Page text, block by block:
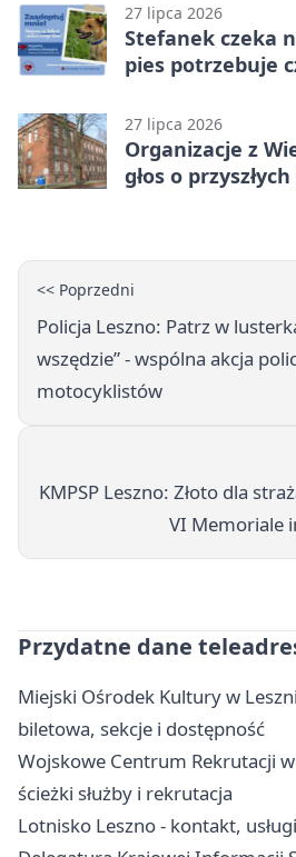
27 lipca 2026
Stefanek czeka
pies potrzebuje
27 lipca 2026
Organizacje z
głos o
<< Poprzedni
Policja Leszno: Patrz w
wszędzie” - wspólna akcja
motocyklistów
KMPSP Leszno: Złoto dla
VI Memoriale
Przydatne dane
Miejski Ośrodek Kultury w
biletowa, sekcje i dostępność
Wojskowe Centrum Rekrutacji
ścieżki służby i rekrutacja
Lotnisko Leszno - kontakt,